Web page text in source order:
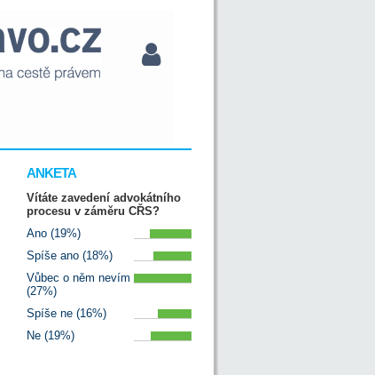
ANKETA
Vítáte zavedení advokátního
procesu v záměru CŘS?
Ano (19%)
Spíše ano (18%)
Vůbec o něm nevím
(27%)
Spíše ne (16%)
Ne (19%)